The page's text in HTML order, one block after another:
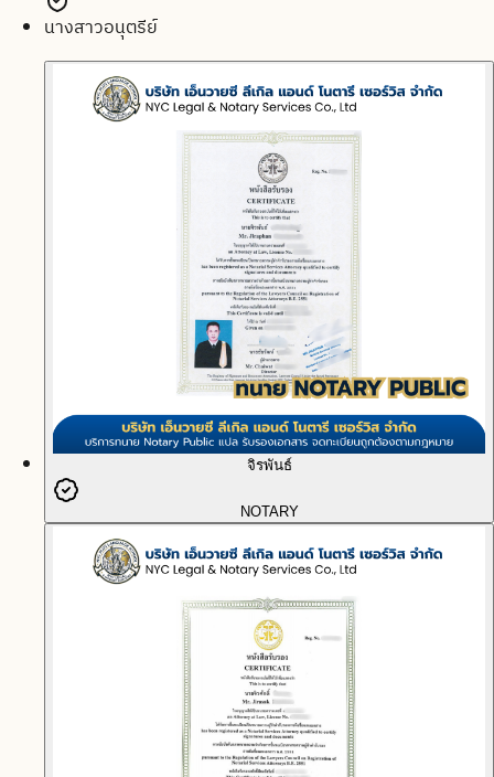
นางสาวอนุตรีย์
จิรพันธ์
NOTARY